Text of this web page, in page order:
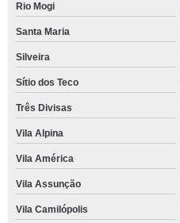
Rio Mogi
Santa Maria
Silveira
Sítio dos Teco
Três Divisas
Vila Alpina
Vila América
Vila Assunção
Vila Camilópolis